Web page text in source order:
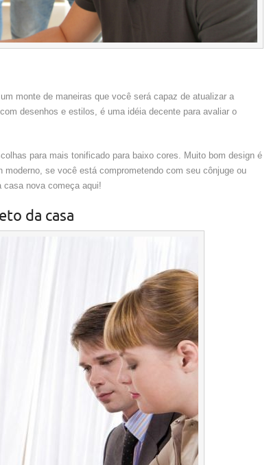
monte de maneiras que você será capaz de atualizar a
desenhos e estilos, é uma idéia decente para avaliar o
para mais tonificado para baixo cores. Muito bom design é
se você está comprometendo com seu cônjuge ou
casa nova começa aqui!
da casa